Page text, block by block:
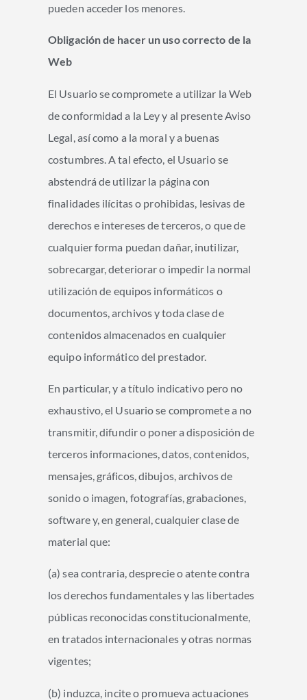
pueden acceder los menores.
Obligación de hacer un uso correcto de la
Web
El Usuario se compromete a utilizar la Web
de conformidad a la Ley y al presente Aviso
Legal, así como a la moral y a buenas
costumbres. A tal efecto, el Usuario se
abstendrá de utilizar la página con
finalidades ilícitas o prohibidas, lesivas de
derechos e intereses de terceros, o que de
cualquier forma puedan dañar, inutilizar,
sobrecargar, deteriorar o impedir la normal
utilización de equipos informáticos o
documentos, archivos y toda clase de
contenidos almacenados en cualquier
equipo informático del prestador.
En particular, y a título indicativo pero no
exhaustivo, el Usuario se compromete a no
transmitir, difundir o poner a disposición de
terceros informaciones, datos, contenidos,
mensajes, gráficos, dibujos, archivos de
sonido o imagen, fotografías, grabaciones,
software y, en general, cualquier clase de
material que:
(a) sea contraria, desprecie o atente contra
los derechos fundamentales y las libertades
públicas reconocidas constitucionalmente,
en tratados internacionales y otras normas
vigentes;
(b) induzca, incite o promueva actuaciones